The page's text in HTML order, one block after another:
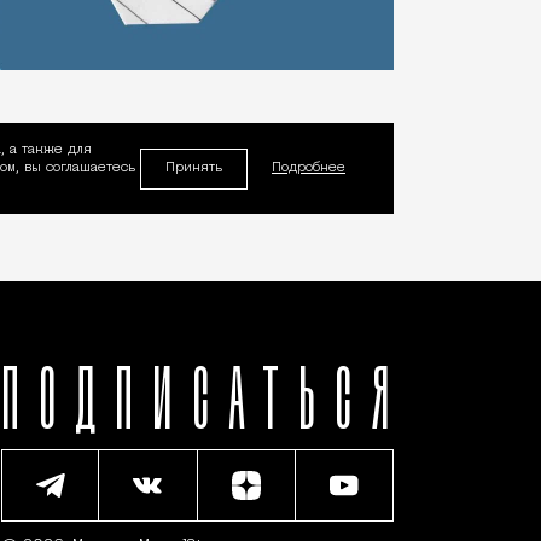
а также для
вы соглашаетесь
Принять Подробнее
ПОДПИСАТЬСЯ